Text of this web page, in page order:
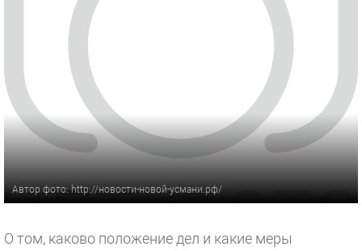
Автор фото: http://новости-новой-усмани.рф/
О том, каково положение дел и какие меры